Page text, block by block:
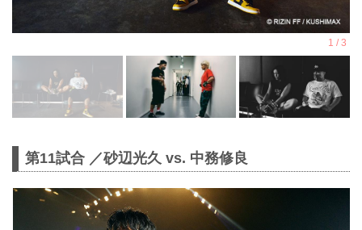
第11試合 ／砂辺光久 vs. 中務修良